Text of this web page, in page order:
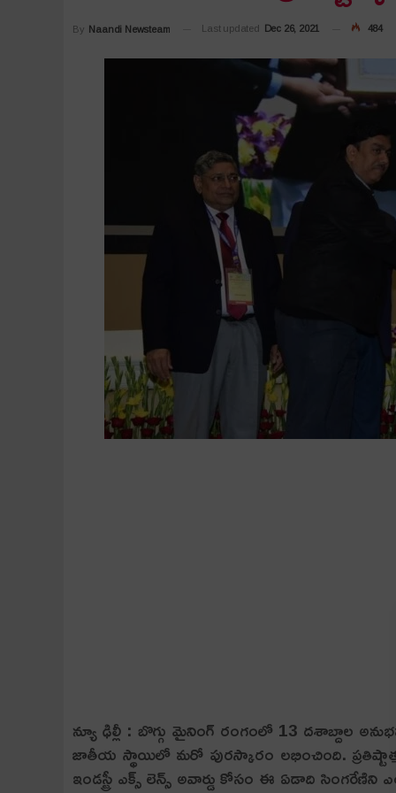
By Naandi Newsteam Last updated Dec 26, 2021 484
న్యూ ఢిల్లీ : బొగ్గు మైనింగ్ రంగంలో 13 దశాబ్దాల
జాతీయ స్థాయిలో మరో పురస్కారం లభించింది.
ఇండస్ట్రీ ఎక్స్ లెన్స్ అవార్డు కోసం ఈ ఏడాది